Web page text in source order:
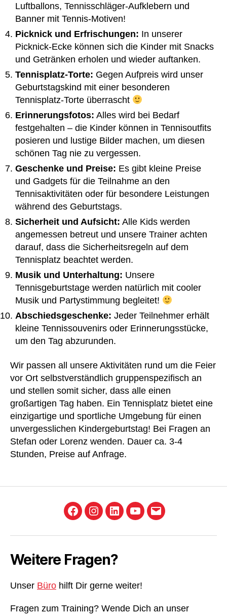
Luftballons, Tennisschläger-Aufklebern und
Banner mit Tennis-Motiven!
Picknick und Erfrischungen: In unserer
Picknick-Ecke können sich die Kinder mit Snacks
und Getränken erholen und wieder auftanken.
Tennisplatz-Torte: Gegen Aufpreis wird unser
Geburtstagskind mit einer besonderen
Tennisplatz-Torte überrascht
Erinnerungsfotos: Alles wird bei Bedarf
festgehalten – die Kinder können in Tennisoutfits
posieren und lustige Bilder machen, um diesen
schönen Tag nie zu vergessen.
Geschenke und Preise: Es gibt kleine Preise
und Gadgets für die Teilnahme an den
Tennisaktivitäten oder für besondere Leistungen
während des Geburtstags.
Sicherheit und Aufsicht: Alle Kids werden
angemessen betreut und unsere Trainer achten
darauf, dass die Sicherheitsregeln auf dem
Tennisplatz beachtet werden.
Musik und Unterhaltung: Unsere
Tennisgeburtstage werden natürlich mit cooler
Musik und Partystimmung begleitet!
Abschiedsgeschenke: Jeder Teilnehmer erhält
kleine Tennissouvenirs oder Erinnerungsstücke,
um den Tag abzurunden.
Wir passen all unsere Aktivitäten rund um die Feier
vor Ort selbstverständlich gruppenspezifisch an
und stellen somit sicher, dass alle einen
großartigen Tag haben. Ein Tennisplatz bietet eine
einzigartige und sportliche Umgebung für einen
unvergesslichen Kindergeburtstag! Bei Fragen an
Stefan oder Lorenz wenden. Dauer ca. 3-4
Stunden, Preise auf Anfrage.
FacebookInstagram
LinkedInYouTube
E-
Weitere Fragen?
Unser Büro hilft Dir gerne weiter!
Fragen zum Training? Wende Dich an unser